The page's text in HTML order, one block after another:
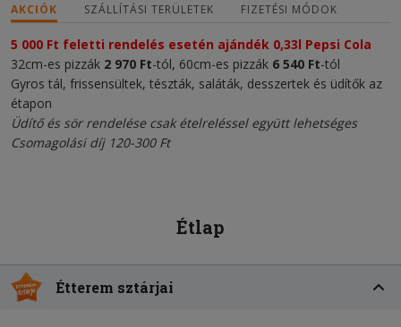
AKCIÓK SZÁLLÍTÁSI TERÜLETEK FIZETÉSI MÓDOK
5 000 Ft feletti rendelés esetén ajándék 0,33l Pepsi Cola
32cm-es pizzák 2 970 Ft-tól, 60cm-es pizzák 6 540 Ft-tól
Gyros tál, frissensültek, tészták, saláták, desszertek és üdítők az
étapon
Üdítő és sör rendelése csak ételreléssel együtt lehetséges
Csomagolási díj 120-300 Ft
Étlap
Étterem sztárjai